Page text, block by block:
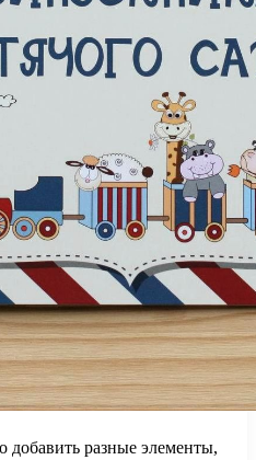
добавить разные элементы,